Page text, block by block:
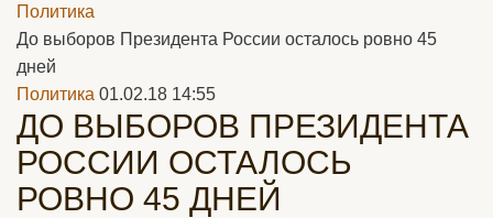
Политика
До выборов Президента России осталось ровно 45
дней
Политика 01.02.18 14:55
ДО ВЫБОРОВ ПРЕЗИДЕНТА
РОССИИ ОСТАЛОСЬ
РОВНО 45 ДНЕЙ